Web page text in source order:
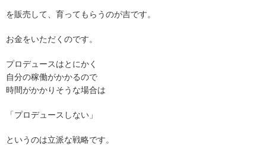
を販売して、育ってもらうのが吉です。
お金をいただくのです。
プロデュースはとにかく
自分の稼働がかかるので
時間がかかりそうな場合は
「プロデュースしない」
というのは立派な戦略です。